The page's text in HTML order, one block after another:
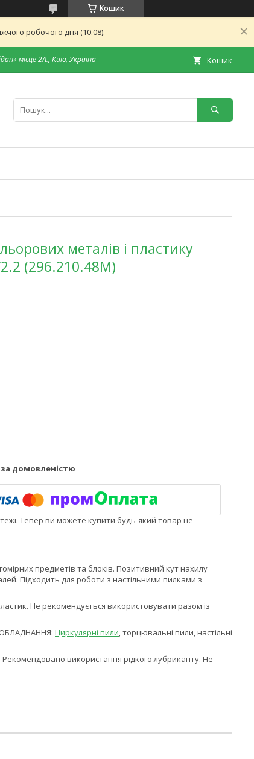
Кошик
робочого дня (10.08).
місце 2А., Київ, Україна Кошик
металів і пластику
(296.210.48M)
за домовленістю
Тепер ви можете купити будь-який товар не
предметів та блоків. Позитивний кут нахилу
Підходить для роботи з настільними пилками з
Не рекомендується використовувати разом із
ОБЛАДНАННЯ: Циркулярні пили, торцювальні пили, настільні
Рекомендовано використання рідкого лубриканту. Не